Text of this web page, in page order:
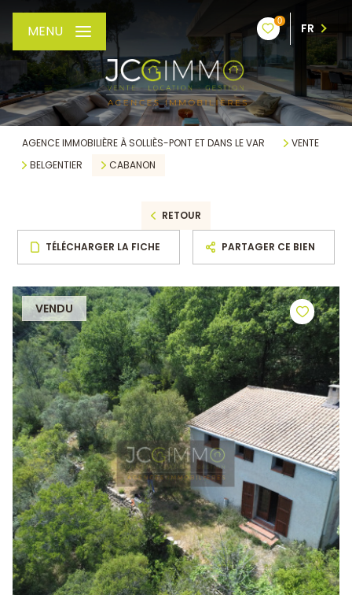
0
FR
MENU
AGENCE IMMOBILIÈRE À SOLLIÈS-PONT ET DANS LE VAR
VENTE
BELGENTIER
CABANON
RETOUR
TÉLÉCHARGER LA FICHE PARTAGER CE BIEN
VENDU